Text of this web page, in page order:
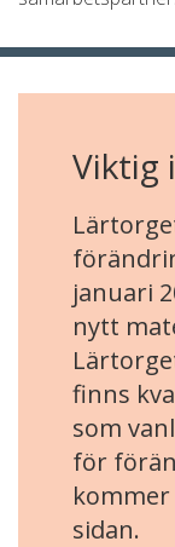
Viktig
januari
nytt
finns
som
för
sidan.